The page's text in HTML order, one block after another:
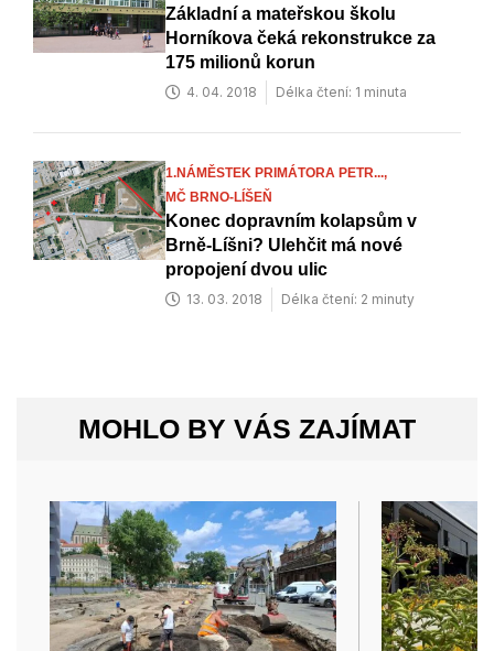
Základní a mateřskou školu
Horníkova čeká rekonstrukce za
175 milionů korun
4. 04. 2018 Délka čtení: 1 minuta
1.NÁMĚSTEK PRIMÁTORA PETR...,
MČ BRNO-LÍŠEŇ
Konec dopravním kolapsům v
Brně-Líšni? Ulehčit má nové
propojení dvou ulic
13. 03. 2018 Délka čtení: 2 minuty
MOHLO BY VÁS ZAJÍMAT